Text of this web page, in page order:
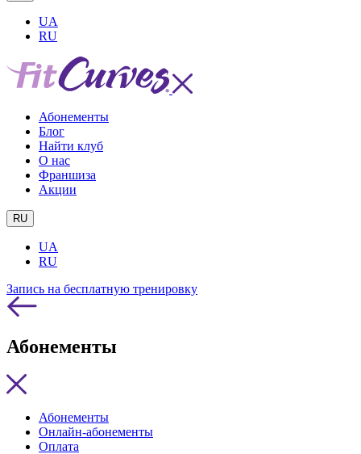
UA
RU
Абонементы
Блог
Найти клуб
О нас
Франшиза
Акции
RU
UA
RU
Запись на бесплатную тренировку
Абонементы
Абонементы
Онлайн-абонементы
Оплата